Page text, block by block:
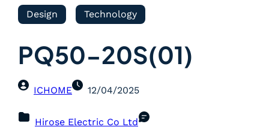
Design Technology
PQ50-20S(01)
ICHOME 12/04/2025
Hirose Electric Co Ltd